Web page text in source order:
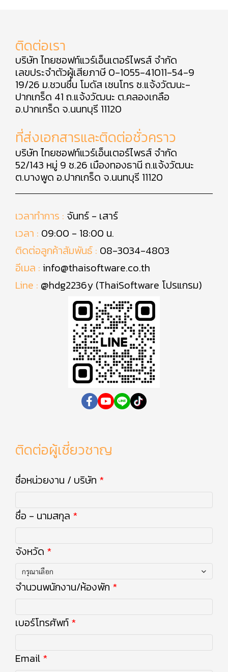
ติดต่อเรา
บริษัท ไทยซอฟท์แวร์เอ็นเตอร์ไพรส์ จำกัด
เลขประจำตัวผู้เสียภาษี 0-1055-41011-54-9
19/26 ม.ชวนชื่น โมดัส เซนโทร ซ.แจ้งวัฒนะ-
ปากเกร็ด 41 ถ.แจ้งวัฒนะ ต.คลองเกลือ
อ.ปากเกร็ด จ.นนทบุรี 11120
ที่ส่งเอกสารและติดต่อชั่วคราว
บริษัท ไทยซอฟท์แวร์เอ็นเตอร์ไพรส์ จำกัด
52/143 หมู่ 9 ซ.26 เมืองทองธานี ถ.แจ้งวัฒนะ
ต.บางพูด อ.ปากเกร็ด จ.นนทบุรี 11120
เวลาทำการ : จันทร์ - เสาร์
เวลา : 09:00 - 18:00 น.
ติดต่อลูกค้าสัมพันธ์ : 08-3034-4803
อีเมล : info@thaisoftware.co.th
Line : @hdg2236y (ThaiSoftware โปรแกรม)
ติดต่อผู้เชี่ยวชาญ
ชื่อหน่วยงาน / บริษัท
ชื่อ - นามสกุล
จังหวัด
กรุณาเลือก
จำนวนพนักงาน/ห้องพัก
เบอร์โทรศัพท์
Email